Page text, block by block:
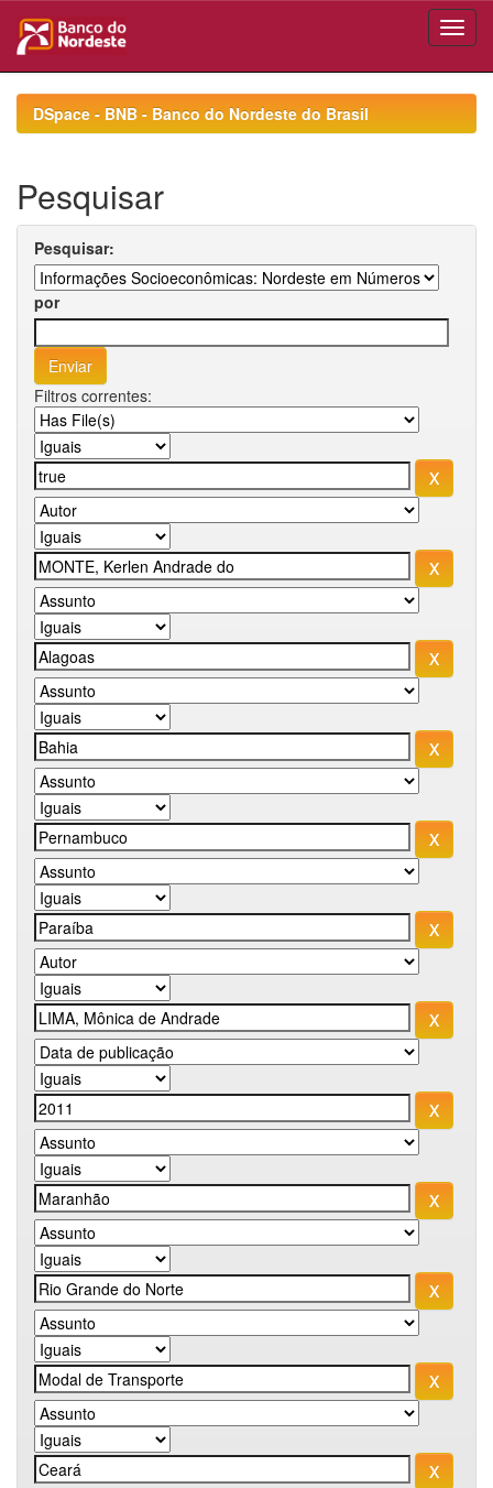
navigationDSpace - BNB - Banco do Nordeste do Brasil
Pesquisar
Pesquisar:
por
Filtros correntes: